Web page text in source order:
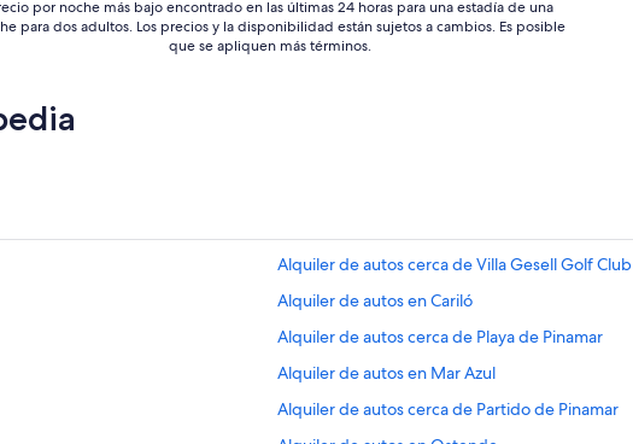
por noche más bajo encontrado en las últimas 24 horas para una estadía de una
para dos adultos. Los precios y la disponibilidad están sujetos a cambios. Es posible
que se apliquen más términos.
Alquiler de autos cerca de Villa Gesell Golf Club
Alquiler de autos en Cariló
Alquiler de autos cerca de Playa de Pinamar
Alquiler de autos en Mar Azul
Alquiler de autos cerca de Partido de Pinamar